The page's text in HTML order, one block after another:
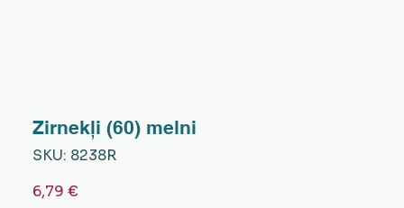
Zirnekļi (60) melni
SKU: 8238R
6,79 €